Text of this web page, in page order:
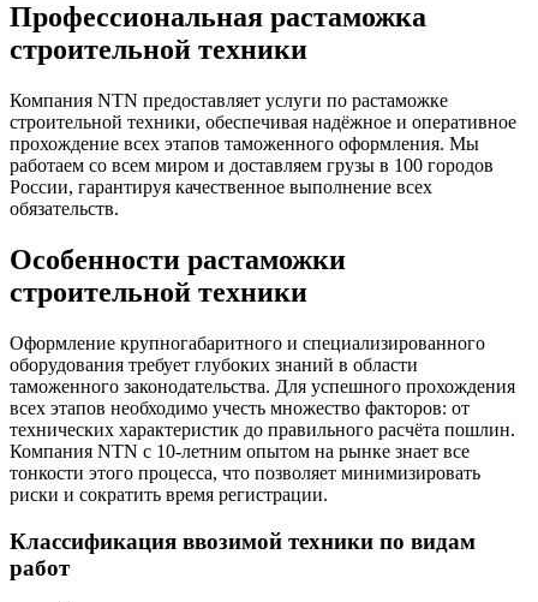
Профессиональная растаможка
строительной техники
Компания NTN предоставляет услуги по растаможке
строительной техники, обеспечивая надёжное и оперативное
прохождение всех этапов таможенного оформления. Мы
работаем со всем миром и доставляем грузы в 100 городов
России, гарантируя качественное выполнение всех
обязательств.
Особенности растаможки
строительной техники
Оформление крупногабаритного и специализированного
оборудования требует глубоких знаний в области
таможенного законодательства. Для успешного прохождения
всех этапов необходимо учесть множество факторов: от
технических характеристик до правильного расчёта пошлин.
Компания NTN с 10-летним опытом на рынке знает все
тонкости этого процесса, что позволяет минимизировать
риски и сократить время регистрации.
Классификация ввозимой техники по видам
работ